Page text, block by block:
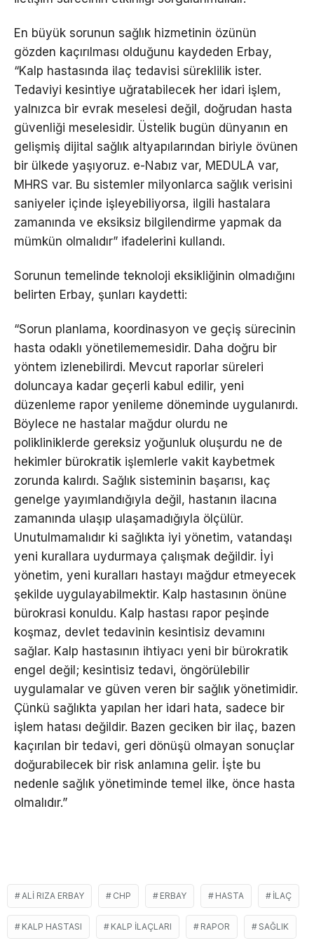
En büyük sorunun sağlık hizmetinin özünün
gözden kaçırılması olduğunu kaydeden Erbay,
“Kalp hastasında ilaç tedavisi süreklilik ister.
Tedaviyi kesintiye uğratabilecek her idari işlem,
yalnızca bir evrak meselesi değil, doğrudan hasta
güvenliği meselesidir. Üstelik bugün dünyanın en
gelişmiş dijital sağlık altyapılarından biriyle övünen
bir ülkede yaşıyoruz. e-Nabız var, MEDULA var,
MHRS var. Bu sistemler milyonlarca sağlık verisini
saniyeler içinde işleyebiliyorsa, ilgili hastalara
zamanında ve eksiksiz bilgilendirme yapmak da
mümkün olmalıdır” ifadelerini kullandı.
Sorunun temelinde teknoloji eksikliğinin olmadığını
belirten Erbay, şunları kaydetti:
“Sorun planlama, koordinasyon ve geçiş sürecinin
hasta odaklı yönetilememesidir. Daha doğru bir
yöntem izlenebilirdi. Mevcut raporlar süreleri
doluncaya kadar geçerli kabul edilir, yeni
düzenleme rapor yenileme döneminde uygulanırdı.
Böylece ne hastalar mağdur olurdu ne
polikliniklerde gereksiz yoğunluk oluşurdu ne de
hekimler bürokratik işlemlerle vakit kaybetmek
zorunda kalırdı. Sağlık sisteminin başarısı, kaç
genelge yayımlandığıyla değil, hastanın ilacına
zamanında ulaşıp ulaşamadığıyla ölçülür.
Unutulmamalıdır ki sağlıkta iyi yönetim, vatandaşı
yeni kurallara uydurmaya çalışmak değildir. İyi
yönetim, yeni kuralları hastayı mağdur etmeyecek
şekilde uygulayabilmektir. Kalp hastasının önüne
bürokrasi konuldu. Kalp hastası rapor peşinde
koşmaz, devlet tedavinin kesintisiz devamını
sağlar. Kalp hastasının ihtiyacı yeni bir bürokratik
engel değil; kesintisiz tedavi, öngörülebilir
uygulamalar ve güven veren bir sağlık yönetimidir.
Çünkü sağlıkta yapılan her idari hata, sadece bir
işlem hatası değildir. Bazen geciken bir ilaç, bazen
kaçırılan bir tedavi, geri dönüşü olmayan sonuçlar
doğurabilecek bir risk anlamına gelir. İşte bu
nedenle sağlık yönetiminde temel ilke, önce hasta
olmalıdır.”
ALI RIZA ERBAY CHP ERBAY HASTA İLAÇ
KALP HASTASI KALP ILAÇLARI RAPOR SAĞLIK